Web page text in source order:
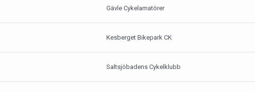
Gävle Cykelamatörer
Kesberget Bikepark CK
Saltsjöbadens Cykelklubb